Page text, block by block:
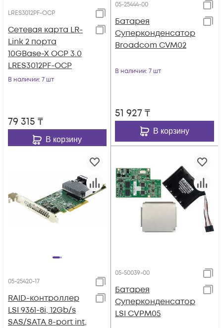
LRES3012PF-OCP
Сетевая карта LR-
Link 2 порта
10GBase-X OCP 3.0
LRES3012PF-OCP
В наличии: 7 шт
79 315 ₸
В корзину
05-25444-00
Батарея
Суперконденсатор
Broadcom CVM02
В наличии: 7 шт
51 927₸
В корзину
05-25420-17
RAID-контроллер
LSI 9361-8i, 12Gb/s
SAS/SATA 8-port int,
05-50039-00
Батарея
Суперконденсатор
LSI CVPM05